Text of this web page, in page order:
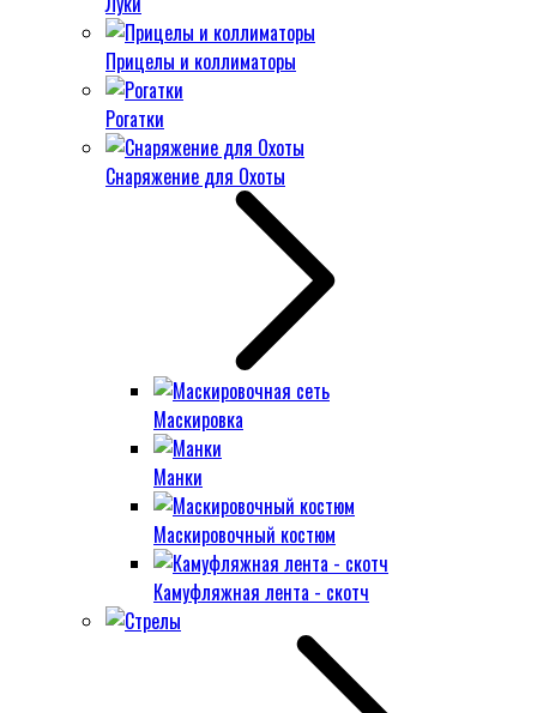
Прицелы и коллиматоры
Рогатки
Снаряжение для Охоты
Маскировка
Манки
Маскировочный костюм
Камуфляжная лента - скотч